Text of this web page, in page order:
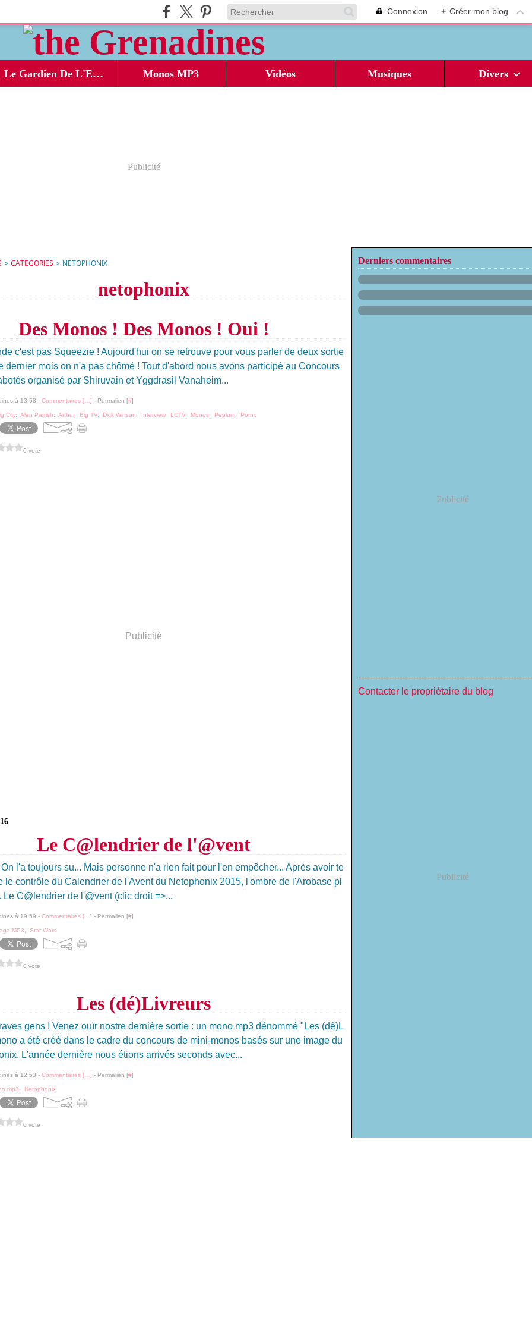
Connexion + Créer mon blog
Le Gardien De L'Ecosse Monos MP3 Vidéos Musiques Divers
Publicité
> CATEGORIES > NETOPHONIX
netophonix
Des Monos ! Des Monos ! Oui !
c'est pas Squeezie ! Aujourd'hui on se retrouve pour vous parler de deux sortie
dernier mois on n'a pas chômé ! Tout d'abord nous avons participé au Concours
organisé par Shiruvain et Yggdrasil Vanaheim...
à 13:58 - Commentaires [ ] - Permalien [#]
City, Alan Parrish Arthur, Big TV, Dick Winson Interview, LCTV, Monos Peplum Porno
0 vote
Publicité
Le C@lendrier de l'@vent
l'a toujours su... Mais personne n'a rien fait pour l'en empêcher... Après avoir te
le contrôle du Calendrier de l'Avent du Netophonix 2015, l'ombre de l'Arobase pl
Le C@lendrier de l'@vent (clic droit =>...
à 19:59 - Commentaires [ ] - Permalien [#]
MP3 Star Wars
0 vote
Les (dé)Livreurs
gens ! Venez ouïr nostre dernière sortie : un mono mp3 dénommé "Les (dé)L
a été créé dans le cadre du concours de mini-monos basés sur une image du
L'année dernière nous étions arrivés seconds avec...
à 12:53 - Commentaires [ ] - Permalien [#]
mp3 Netophonix
0 vote
Derniers commentaires
Publicité
Contacter le propriétaire du blog
Publicité